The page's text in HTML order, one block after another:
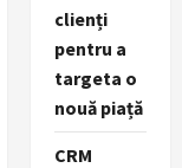
clienți
pentru a
targeta o
nouă piață
CRM